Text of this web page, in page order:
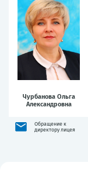
Чурбанова Ольга
Александровна
Обращение к
директору лицея